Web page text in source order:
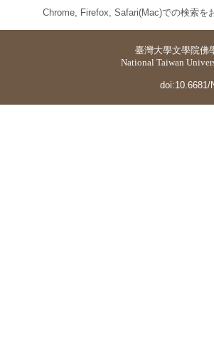
Chrome, Firefox, Safari(Mac)での検索を
臺灣大學文學院佛
National Taiwan
doi:10.6681/